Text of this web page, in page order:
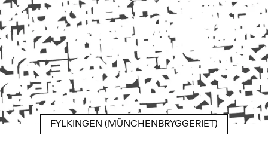
FYLKINGEN (MÜNCHENBRYGGERIET)